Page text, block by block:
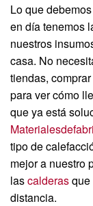
Lo que
en día tenemos
nuestros
casa. No
tiendas,
para ver cómo
que ya está
tipo de
mejor a nuestro
lascalderasque
distancia.